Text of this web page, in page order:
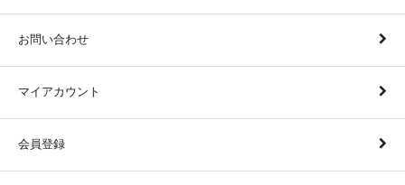
お問い合わせ
マイアカウント
会員登録